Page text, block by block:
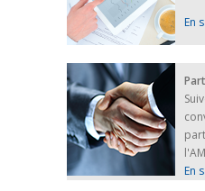
En
En